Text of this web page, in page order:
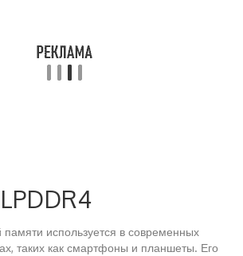
памяти используется в современных
таких как смартфоны и планшеты. Его